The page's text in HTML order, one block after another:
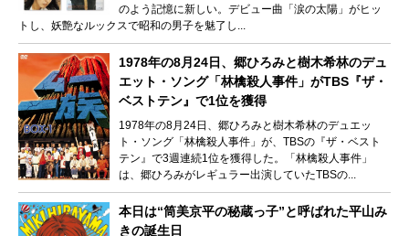
のよう記憶に新しい。デビュー曲「涙の太陽」がヒッ
トし、妖艶なルックスで昭和の男子を魅了し...
1978年の8月24日、郷ひろみと樹木希林のデュ
エット・ソング「林檎殺人事件」がTBS『ザ・
ベストテン』で1位を獲得
1978年の8月24日、郷ひろみと樹木希林のデュエッ
ト・ソング「林檎殺人事件」が、TBSの『ザ・ベスト
テン』で3週連続1位を獲得した。「林檎殺人事件」
は、郷ひろみがレギュラー出演していたTBSの...
本日は“筒美京平の秘蔵っ子”と呼ばれた平山み
きの誕生日